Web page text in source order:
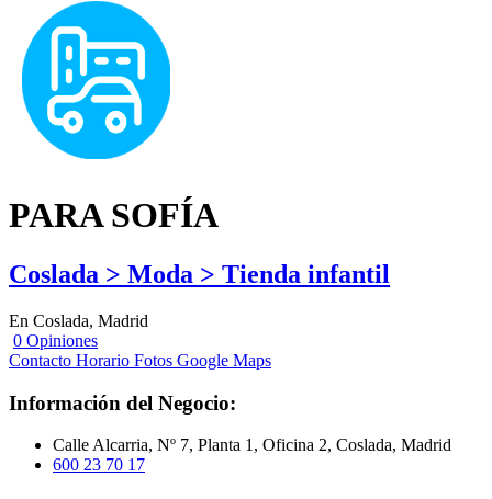
PARA SOFÍA
Coslada > Moda > Tienda infantil
En Coslada, Madrid
0 Opiniones
Contacto Horario Fotos Google Maps
Información del Negocio:
Calle Alcarria, Nº 7, Planta 1, Oficina 2, Coslada, Madrid
600 23 70 17